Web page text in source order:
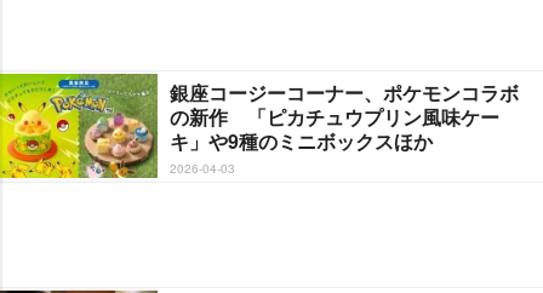
銀座コージーコーナー、ポケモンコラボ
の新作 「ピカチュウプリン風味ケー
キ」や9種のミニボックスほか
2026-04-03